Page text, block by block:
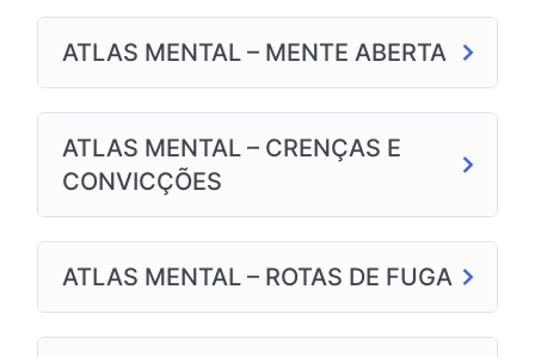
ATLAS MENTAL – MENTE ABERTA
ATLAS MENTAL – CRENÇAS E
CONVICÇÕES
ATLAS MENTAL – ROTAS DE FUGA